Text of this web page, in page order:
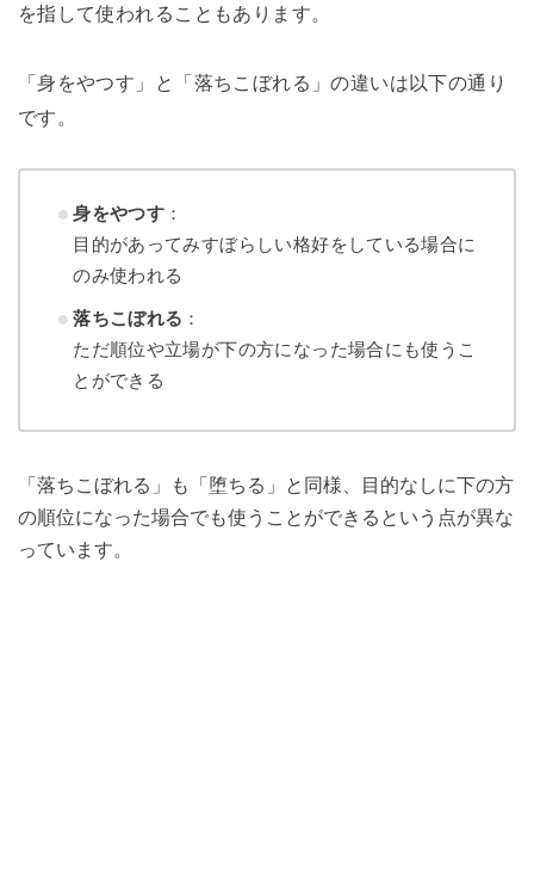
を指して使われることもあります。
「身をやつす」と「落ちこぼれる」の違いは以下の通り
です。
身をやつす ：
目的があってみすぼらしい格好をしている場合に
のみ使われる
落ちこぼれる ：
ただ順位や立場が下の方になった場合にも使うこ
とができる
「落ちこぼれる」も「堕ちる」と同様、目的なしに下の方
の順位になった場合でも使うことができるという点が異な
っています。